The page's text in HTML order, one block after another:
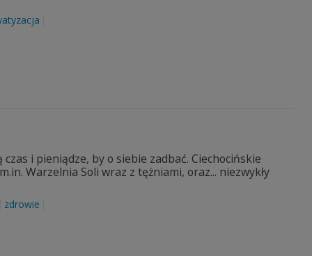
i pieniądze, by o siebie zadbać. Ciechocińskie
Warzelnia Soli wraz z tężniami, oraz... niezwykły
zdrowie